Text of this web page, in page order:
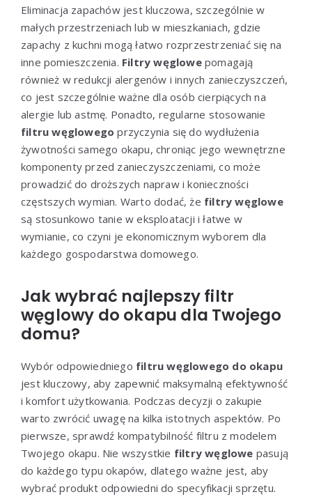
Eliminacja zapachów jest kluczowa, szczególnie w
małych przestrzeniach lub w mieszkaniach, gdzie
zapachy z kuchni mogą łatwo rozprzestrzeniać się na
inne pomieszczenia. Filtry węglowepomagają
również w redukcji alergenów i innych zanieczyszczeń,
co jest szczególnie ważne dla osób cierpiących na
alergie lub astmę. Ponadto, regularne stosowanie
filtru węglowego przyczynia się do wydłużenia
żywotności samego okapu, chroniąc jego wewnętrzne
komponenty przed zanieczyszczeniami, co może
prowadzić do droższych napraw i konieczności
częstszych wymian. Warto dodać, że filtry węglowe
są stosunkowo tanie w eksploatacji i łatwe w
wymianie, co czyni je ekonomicznym wyborem dla
każdego gospodarstwa domowego.
Jak wybrać najlepszy filtr
węglowy do okapu dla Twojego
domu?
Wybór odpowiedniego filtru węglowego do okapu
jest kluczowy, aby zapewnić maksymalną efektywność
i komfort użytkowania. Podczas decyzji o zakupie
warto zwrócić uwagę na kilka istotnych aspektów. Po
pierwsze, sprawdź kompatybilność filtru z modelem
Twojego okapu. Nie wszystkie filtry węglowe pasują
do każdego typu okapów, dlatego ważne jest, aby
wybrać produkt odpowiedni do specyfikacji sprzętu.